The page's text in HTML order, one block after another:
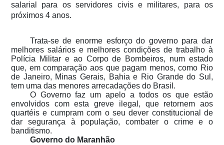
salarial para os servidores civis e militares, para os
próximos 4 anos.
Trata-se de enorme esforço do governo para dar
melhores salários e melhores condições de trabalho à
Polícia Militar e ao Corpo de Bombeiros, num estado
que, em comparação aos que pagam menos, como Rio
de Janeiro, Minas Gerais, Bahia e Rio Grande do Sul,
tem uma das menores arrecadações do Brasil.
O Governo faz um apelo a todos os que estão
envolvidos com esta greve ilegal, que retornem aos
quartéis e cumpram com o seu dever constitucional de
dar segurança à população, combater o crime e o
banditismo.
Governo do Maranhão